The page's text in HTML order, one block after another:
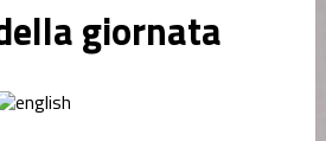
giornata